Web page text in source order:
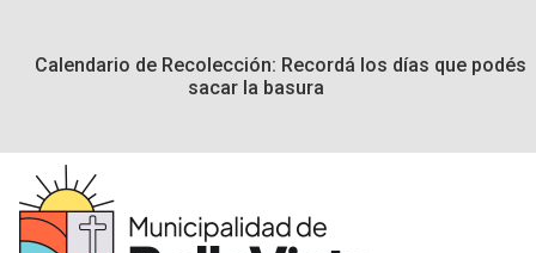
Calendario de Recolección: Recordá los días que podés
sacar la basura